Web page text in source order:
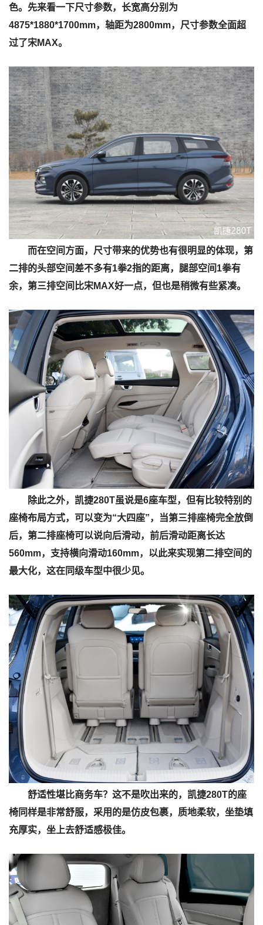
色。先来看一下尺寸参数，长宽高分别为
4875*1880*1700mm，轴距为2800mm，尺寸参数全面超
过了宋MAX。
而在空间方面，尺寸带来的优势也有很明显的体现，第
二排的头部空间差不多有1拳2指的距离，腿部空间1拳有
余，第三排空间比宋MAX好一点，但也是稍微有些紧凑。
除此之外，凯捷280T虽说是6座车型，但有比较特别的
座椅布局方式，可以变为“大四座”，当第三排座椅完全放倒
后，第二排座椅可以说向后滑动，前后滑动距离长达
560mm，支持横向滑动160mm，以此来实现第二排空间的
最大化，这在同级车型中很少见。
舒适性堪比商务车？这不是吹出来的，凯捷280T的座
椅同样是非常舒服，采用的是仿皮包裹，质地柔软，坐垫填
充厚实，坐上去舒适感极佳。